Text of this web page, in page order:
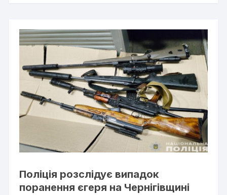
Поліція розслідує випадок
поранення єгеря на Чернігівщині